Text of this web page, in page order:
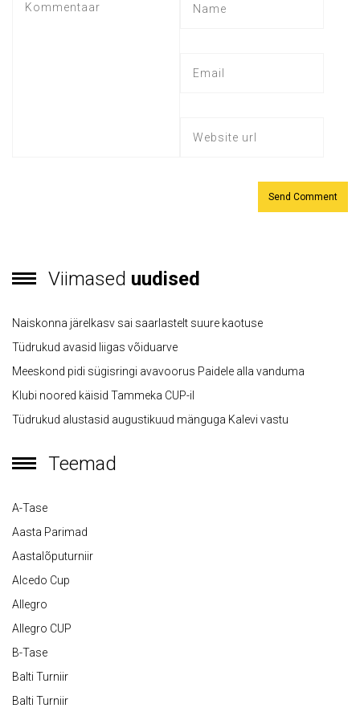
Viimased uudised
Naiskonna järelkasv sai saarlastelt suure kaotuse
Tüdrukud avasid liigas võiduarve
Meeskond pidi sügisringi avavoorus Paidele alla vanduma
Klubi noored käisid Tammeka CUP-il
Tüdrukud alustasid augustikuud mänguga Kalevi vastu
Teemad
A-Tase
Aasta Parimad
Aastalõputurniir
Alcedo Cup
Allegro
Allegro CUP
B-Tase
Balti Turniir
Balti Turniir